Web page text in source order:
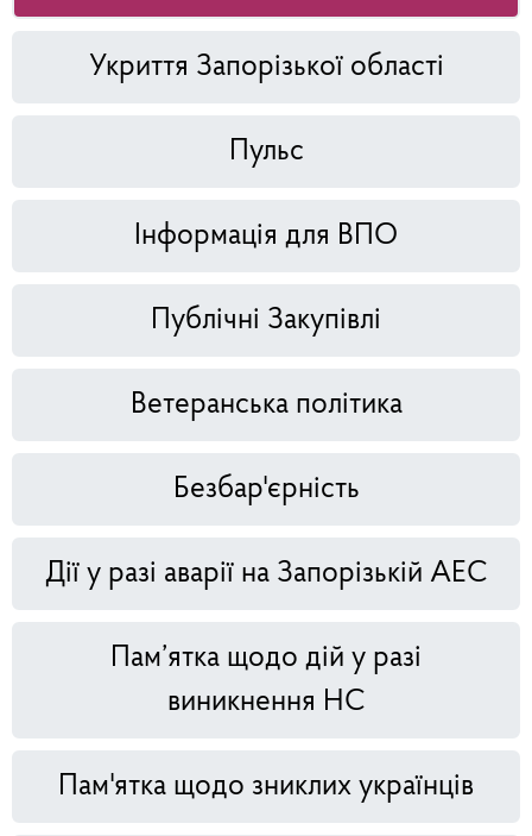
Укриття Запорізької області
Пульс
Інформація для ВПО
Публічні Закупівлі
Ветеранська політика
Безбар'єрність
Дії у разі аварії на Запорізькій АЕС
Пам’ятка щодо дій у разі
виникнення НС
Пам'ятка щодо зниклих українців